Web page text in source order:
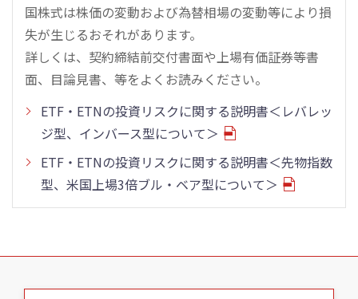
国株式は株価の変動および為替相場の変動等により損
失が生じるおそれがあります。
詳しくは、契約締結前交付書面や上場有価証券等書
面、目論見書、等をよくお読みください。
ETF・ETNの投資リスクに関する説明書＜レバレッ
ジ型、インバース型について＞
ETF・ETNの投資リスクに関する説明書＜先物指数
型、米国上場3倍ブル・ベア型について＞
こ